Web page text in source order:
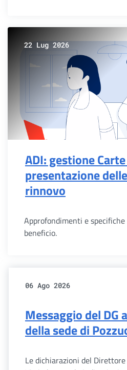
22 Lug 2026
ADI: gestione
presentazione
rinnovo
Approfondimenti e
beneficio.
06 Ago 2026
Messaggio del DG
della sede di
Le dichiarazioni del